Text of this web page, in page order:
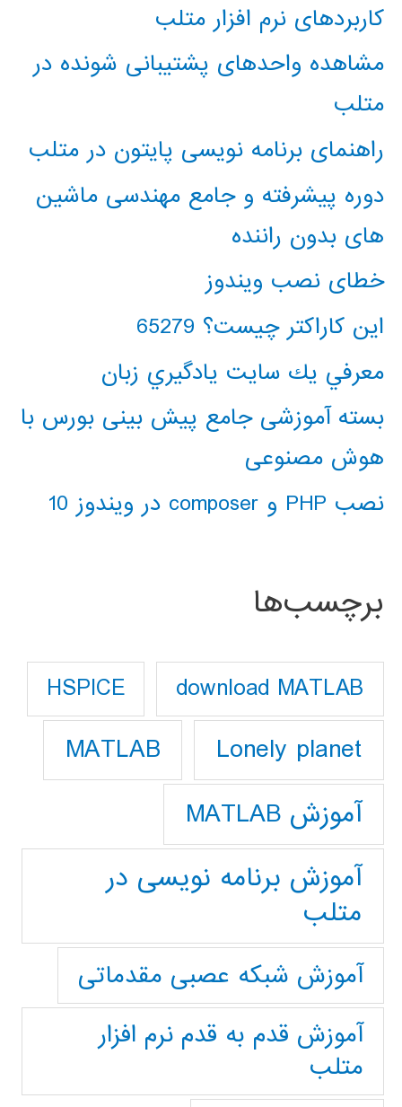
کاربردهای نرم افزار متلب
مشاهده واحدهای پشتیبانی شونده در
متلب
راهنمای برنامه نویسی پایتون در متلب
دوره پیشرفته و جامع مهندسی ماشین
های بدون راننده
خطای نصب ویندوز
این کاراکتر چیست؟ 65279
معرفي يك سايت يادگيري زبان
بسته آموزشی جامع پیش بینی بورس با
هوش مصنوعی
نصب PHP و composer در ویندوز 10
برچسب‌ها
download MATLAB
HSPICE
Lonely planet
MATLAB
آموزش MATLAB
آموزش برنامه نویسی در
متلب
آموزش شبکه عصبی مقدماتی
آموزش قدم به قدم نرم افزار
متلب